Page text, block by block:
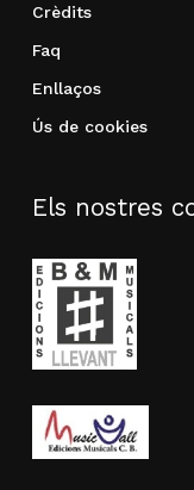
Crèdits
Faq
Enllaços
Ús de cookies
Els nostres